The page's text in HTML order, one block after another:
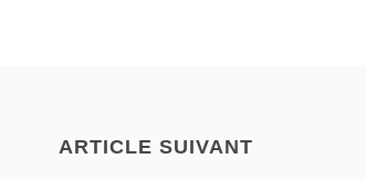
ARTICLE SUIVANT